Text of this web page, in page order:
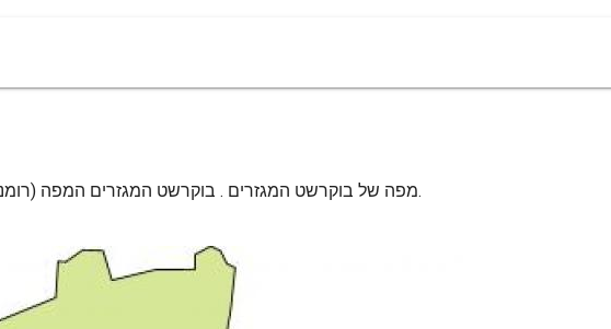
מפה של בוקרשט המגזרים . בוקרשט המגזרים המפה (רומניה) כדי להדפיס. בוקרשט המגזרים המפה (רומניה) להורדה.